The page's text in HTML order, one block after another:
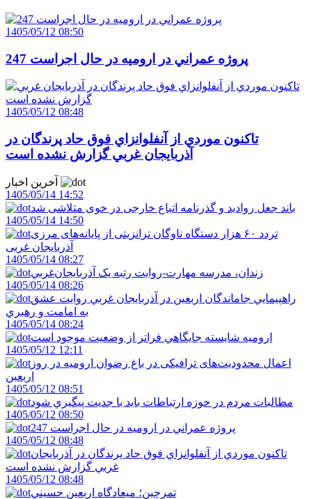
1405/05/12 08:50
247 پروژه عمراني در اروميه در حال اجراست
1405/05/12 08:48
تاکنون موردي از آنفلوانزاي فوق حاد پرندگان در
آذربايجان غربي گزارش نشده است
1405/05/14 14:52
باند جعل روادید و گذرنامه اتباع خارجی در خوی متلاشی شد
1405/05/14 14:50
تردد ۶۰ هزار دستگاه ناوگان ترانزیتی از پایانه‌های مرزی
آذربایجان ‌غربی
1405/05/14 08:27
زندان، مدرسه مهارت-روايت رتبه يک آذربايجان‌غربي
1405/05/14 08:26
راهپيمايي جاماندگان اربعين در آذربايجان غربي روايت عشق
به امامت و رهبري
1405/05/14 08:24
اروميه شايسته جايگاهي فراتر از وضعيت موجود است
1405/05/12 12:11
اعمال محدودیت‌های ترافیکی در باغ رضوان ارومیه در روز
اربعین
1405/05/12 08:51
مطالبات مردم در حوزه ارتباطات بايد با جديت پيگيري شود
1405/05/12 08:50
247 پروژه عمراني در اروميه در حال اجراست
1405/05/12 08:48
تاکنون موردي از آنفلوانزاي فوق حاد پرندگان در آذربايجان
غربي گزارش نشده است
1405/05/12 08:48
تمرچين؛ ميعادگاه اربعين حسيني